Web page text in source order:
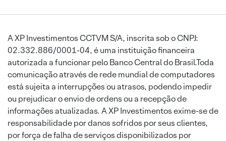
A XP Investimentos CCTVM S/A, inscrita sob o CNPJ:
02.332.886/0001-04, é uma instituição financeira
autorizada a funcionar pelo Banco Central do Brasil.Toda
comunicação através de rede mundial de computadores
está sujeita a interrupções ou atrasos, podendo impedir
ou prejudicar o envio de ordens ou a recepção de
informações atualizadas. A XP Investimentos exime-se de
responsabilidade por danos sofridos por seus clientes,
por força de falha de serviços disponibilizados por